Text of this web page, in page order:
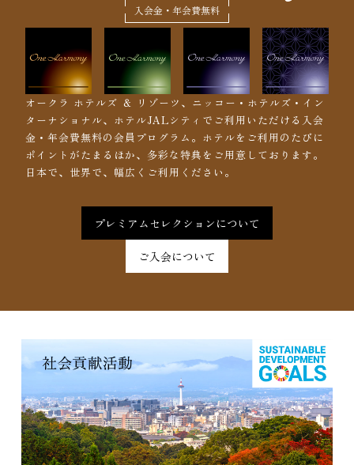
入会金・年会費無料
オークラ ホテルズ ＆ リゾーツ、ニッコー・ホテルズ・イン
ターナショナル、ホテルJALシティでご利用いただける入会
金・年会費無料の会員プログラム。ホテルをご利用のたびに
ポイントがたまるほか、多彩な特典をご用意しております。
日本で、世界で、幅広くご利用ください。
プレミアムセレクションについて
ご入会について